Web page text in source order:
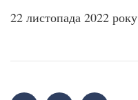
22 листопада 2022 року